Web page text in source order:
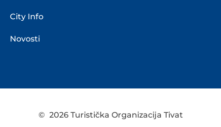
City Info
Novosti
© 2026 Turistička Organizacija Tivat